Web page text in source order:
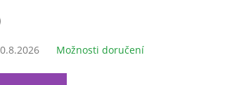
Možnosti doručení